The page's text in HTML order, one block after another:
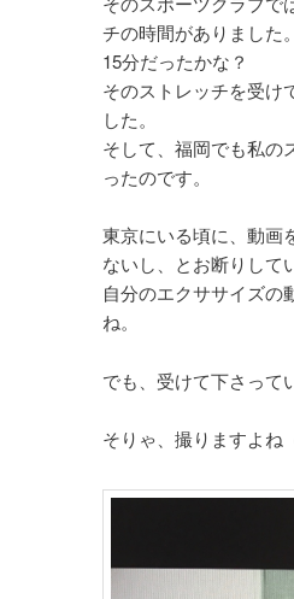
チの時間がありました。
15分だったかな？
そのストレッチを受け
した。
そして、福岡でも私の
ったのです。
東京にいる頃に、動画
ないし、とお断りして
自分のエクササイズの
ね。
でも、受けて下さって
そりゃ、撮りますよね